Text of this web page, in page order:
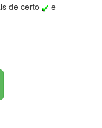
de certo
e